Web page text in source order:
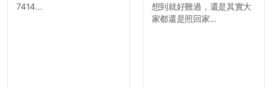
7414...
想到就好難過，還是其實大
家都還是照回家...